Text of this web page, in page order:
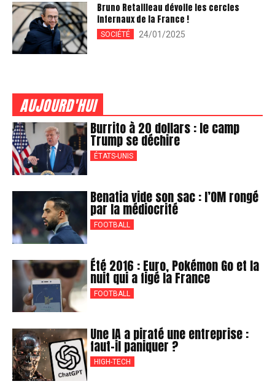
Bruno Retailleau dévoile les cercles
infernaux de la France !
SOCIÉTÉ 24/01/2025
AUJOURD'HUI
Burrito à 20 dollars : le camp
Trump se déchire
ÉTATS-UNIS
Benatia vide son sac : l’OM rongé
par la médiocrité
FOOTBALL
Été 2016 : Euro, Pokémon Go et la
nuit qui a figé la France
FOOTBALL
Une IA a piraté une entreprise :
faut-il paniquer ?
HIGH-TECH